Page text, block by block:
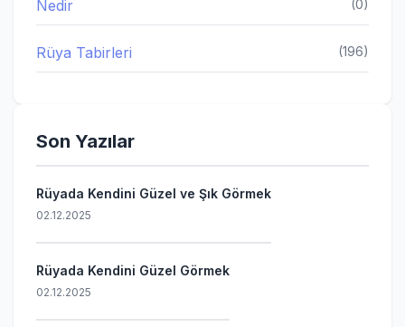
Nedir (0)
Rüya Tabirleri (196)
Son Yazılar
Rüyada Kendini Güzel ve Şık Görmek
02.12.2025
Rüyada Kendini Güzel Görmek
02.12.2025